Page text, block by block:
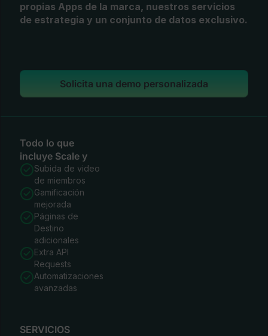
propias Apps de la marca, nuestros servicios
de estrategia y un conjunto de datos exclusivo.
Solicita una demo personalizada
Todo lo que
incluye Scale y
Subida de video
de miembros
Gamificación
mejorada
Páginas de
Destino
adicionales
Extra API
Requests
Automatizaciones
avanzadas
SERVICIOS